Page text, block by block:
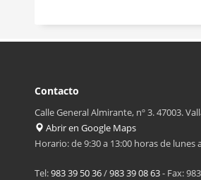
Contacto
Calle General Almirante, nº 3. 47003.
Abrir en Google Maps
Horario: de 9:30 a 13:00 horas de lunes
Tel:983 39 50 36/983 39 08 63- Fax: